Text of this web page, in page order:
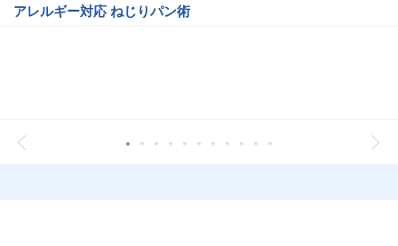
アレルギー対応 ねじりパン術